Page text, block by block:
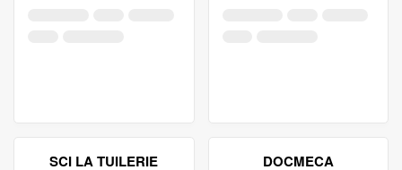
SCI LA TUILERIE DOCMECA